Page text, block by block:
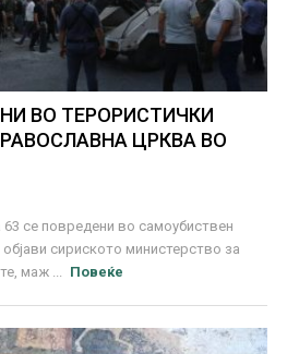
ВО ТЕРОРИСТИЧКИ
ЦРКВА ВО
63 се повредени во самоубиствен
сириското министерство за
маж ...
Повеќе